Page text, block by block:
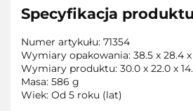
Specyfikacja produktu
Numer artykułu: 71354
Wymiary opakowania: 38.5 x 28.4
Wymiary produktu: 30.0 x 22.0 x
Masa: 586 g
Wiek: Od 5 roku (lat)